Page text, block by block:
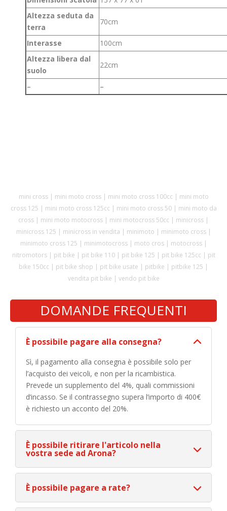
Altezza seduta da
terra
70cm
Interasse
100cm
Altezza libera dal
suolo
22cm
– –
mini cross | mini moto cross | mini moto cross 100cc | mini moto
cross 125 | mini moto cross 125cc | mini moto cross 50 | mini moto da
cross | mini moto motocross | mini motocross 50cc | minicross |
minicross 125 | minicross in vendita | minimoto | minimoto cross |
minimoto cross 125 | minimotocross | moto cros | motocross |
nitromotors | pit bike | pit bike 110 | pit bike 125 | pit bike 125cc | pit
bike 150cc | pit bike shop | pit bike usate | pitbike | pitbike 125 |
vendita pit bike | vendo pit bike
DOMANDE FREQUENTI
È possibile pagare alla consegna?
Sì, il pagamento alla consegna è possibile solo per
l’acquisto dei veicoli, e non per la ricambistica.
Prevede un supplemento del 4%, quali commissioni
d’incasso. Se il contrassegno supera l’importo di 400€
è richiesto un acconto del 20%.
È possibile ritirare l'articolo nella
vostra sede ad Arona?
È possibile pagare a rate?